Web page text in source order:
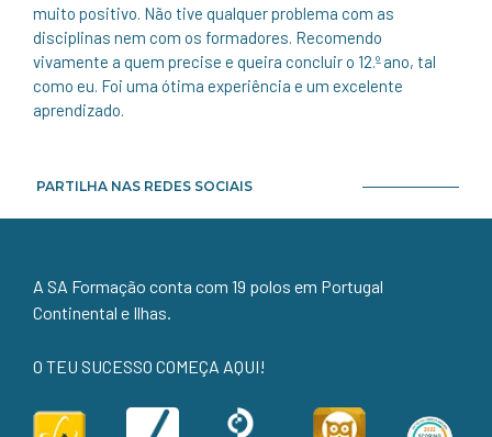
muito positivo. Não tive qualquer problema com as
disciplinas nem com os formadores. Recomendo
vivamente a quem precise e queira concluir o 12.º ano, tal
como eu. Foi uma ótima experiência e um excelente
aprendizado.
PARTILHA NAS REDES SOCIAIS
A SA Formação conta com 19 polos em Portugal
Continental e Ilhas.
O TEU SUCESSO COMEÇA AQUI!